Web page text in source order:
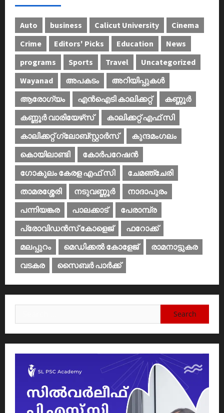
Auto business Calicut University
Cinema
Crime
Editors' Picks Education
News
programs
Sports Travel
Uncategorized
Wayanad
അപകടം
അറിയിപ്പുകള്‍
ആരോഗ്യം
എൻഐടി കാലിക്കറ്റ്
കണ്ണൂര്‍
കണ്ണൂര്‍ വാരിയേഴ്‌സ്
കാലിക്കറ്റ് എഫ് സി
കാലിക്കറ്റ് ഗ്ലോബ്സ്റ്റാർസ്
കുന്ദമംഗലം
കൊയിലാണ്ടി
കോര്‍പറേഷന്‍
ഗോകുലം കേരള എഫ് സി
ചേമഞ്ചേരി
താമരശ്ശേരി
നടുവണ്ണൂര്‍
നാദാപുരം
പന്നിയങ്കര
പാലക്കാട്‌
പേരാമ്പ്ര
പ്രോവിഡന്‍സ് കോളെജ്‌
ഫറോക്ക്
മലപ്പുറം
മെഡിക്കൽ കോളേജ്‌
രാമനാട്ടുകര
വടകര
സൈബര്‍ പാര്‍ക്ക്‌
for: